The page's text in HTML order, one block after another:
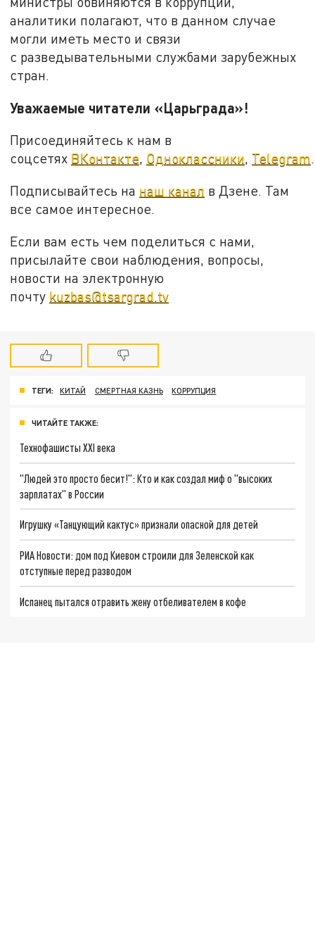
аналитики полагают, что в данном случае
могли иметь место и связи
с разведывательными службами зарубежных
стран.
Уважаемые читатели «Царьграда»!
Присоединяйтесь к нам в
соцсетях ВКонтакте, Одноклассники, Telegram.
Подписывайтесь на наш канал в Дзене. Там
все самое интересное.
Если вам есть чем поделиться с нами,
присылайте свои наблюдения, вопросы,
новости на электронную
почту kuzbas@tsargrad.tv
ТЕГИ: КИТАЙ СМЕРТНАЯ КАЗНЬ КОРРУПЦИЯ
ЧИТАЙТЕ ТАКЖЕ:
Технофашисты XXI века
"Людей это просто бесит!": Кто и как создал миф о "высоких
зарплатах" в России
Игрушку «Танцующий кактус» признали опасной для детей
РИА Новости: дом под Киевом строили для Зеленской как
отступные перед разводом
Испанец пытался отравить жену отбеливателем в кофе